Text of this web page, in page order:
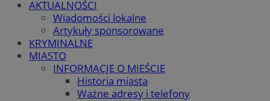
AKTUALNOŚCI
Wiadomości lokalne
Artykuły sponsorowane
KRYMINALNE
MIASTO
INFORMACJE O MIEŚCIE
Historia miasta
Ważne adresy i telefony